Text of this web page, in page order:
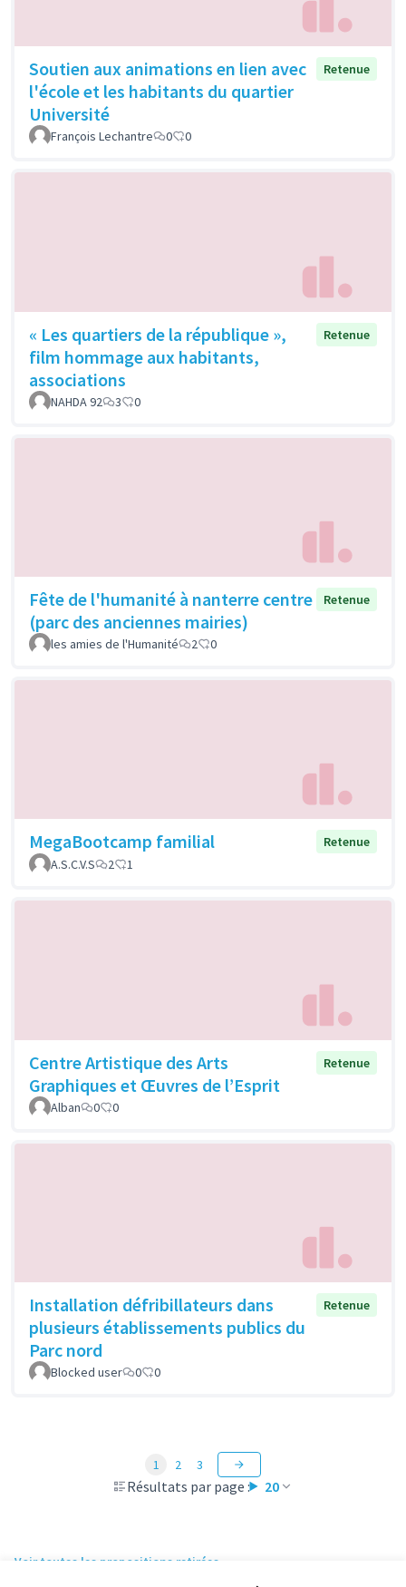
Soutien aux animations en lien avec
l'école et les habitants du quartier
Université
Retenue
François Lechantre 0 0
« Les quartiers de la république »,
film hommage aux habitants,
associations
Retenue
NAHDA 92 3 0
Fête de l'humanité à nanterre centre
(parc des anciennes mairies)
Retenue
les amies de l'Humanité 2 0
MegaBootcamp familial
Retenue
A.S.C.V.S
2 1
Centre Artistique des Arts
Graphiques et Œuvres de l’Esprit
Retenue
Alban 0 0
Installation défribillateurs dans
plusieurs établissements publics du
Parc nord
Retenue
Blocked user 0 0
Résultats par page : 20
1 2 3
Voir toutes les propositions retirées